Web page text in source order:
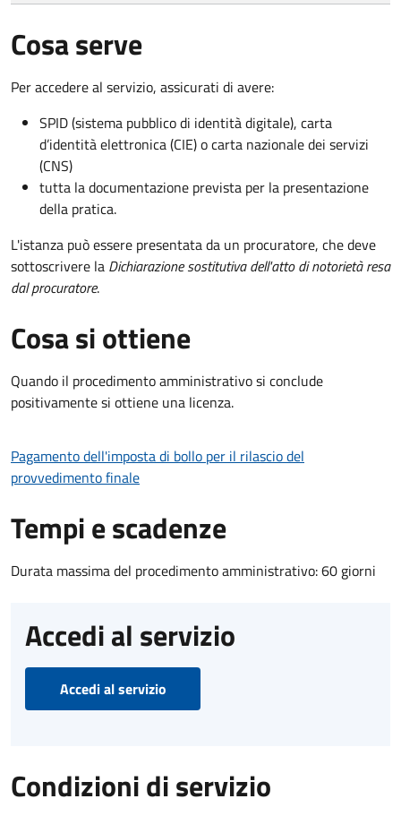
Cosa serve
Per accedere al servizio, assicurati di avere:
SPID (sistema pubblico di identità digitale), carta
d’identità elettronica (CIE) o carta nazionale dei servizi
(CNS)
tutta la documentazione prevista per la presentazione
della pratica.
L'istanza può essere presentata da un procuratore, che deve
sottoscrivere la Dichiarazione sostitutiva dell'atto di notorietà resa
dal procuratore.
Cosa si ottiene
Quando il procedimento amministrativo si conclude
positivamente si ottiene una licenza.
Pagamento dell'imposta di bollo per il rilascio del
provvedimento finale
Tempi e scadenze
Durata massima del procedimento amministrativo: 60 giorni
Accedi al servizio
Accedi al servizio
Condizioni di servizio